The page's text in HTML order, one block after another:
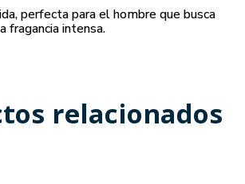
perfecta para el hombre que busca
fragancia intensa.
relacionados